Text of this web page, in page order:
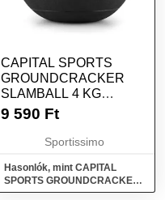
CAPITAL SPORTS
GROUNDCRACKER
SLAMBALL 4 KG
SLAMBALL, FEKETE,
9 590 Ft
Sportissimo
Hasonlók, mint CAPITAL
SPORTS GROUNDCRACKER
SLAMBALL 4 KG Slamball,